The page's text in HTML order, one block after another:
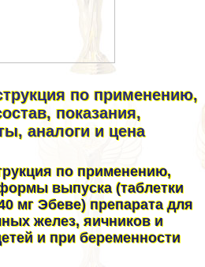
по применению,
показания,
аналоги и цена
по применению,
выпуска (таблетки
мг Эбеве) препарата для
желез, яичников и
и при беременности